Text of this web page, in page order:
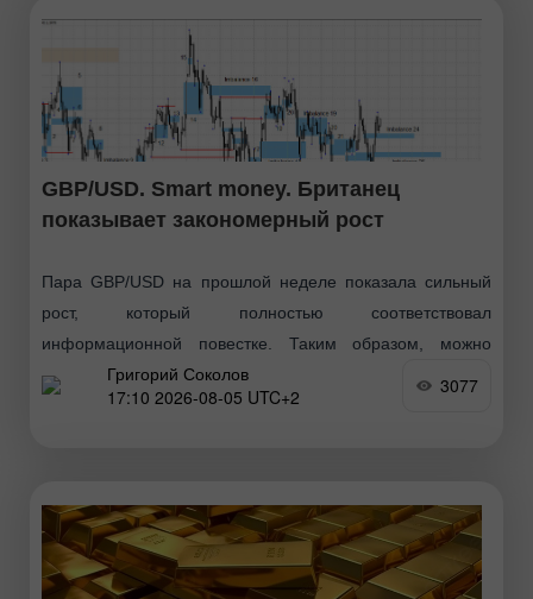
GBP/USD. Smart money. Британец
показывает закономерный рост
Пара GBP/USD на прошлой неделе показала сильный
рост, который полностью соответствовал
информационной повестке. Таким образом, можно
сказать, что быки перешли в новое наступление в конце
июня, затем последовал обычный коррекционный
Григорий Соколов
17:10 2026-08-05 UTC+2
3077